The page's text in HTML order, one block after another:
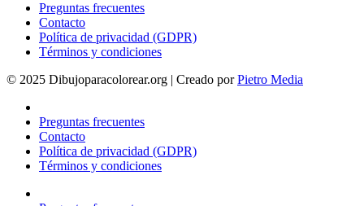
Preguntas frecuentes
Contacto
Política de privacidad (GDPR)
Términos y condiciones
© 2025 Dibujoparacolorear.org | Creado porPietro Media
Preguntas frecuentes
Contacto
Política de privacidad (GDPR)
Términos y condiciones